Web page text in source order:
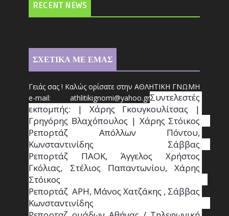
RECENT NEWS
ΣΧΕΤΙΚΑ ΜΕ ΕΜΑΣ
Γειάς σας ! Καλώς ορίσατε στην ΑΘΛΗΤΙΚΗ ΓΝΩΜΗ
e-mail: athlitikignomi@yahoo.grΣυντελεστές
εκπομπής: | Χάρης Γκουγκουλίτσας |
Γρηγόρης Βλαχόπουλος | Χάρης Στόικος
Ρεπορτάζ Απόλλων Πόντου,
Κωνσταντινίδης   Σάββας
Ρεπορτάζ ΠΑΟΚ, Άγγελος Χρήστος
Γκόλιας, Στέλιος Παπαντωνίου, Χάρης
Στόικος
Ρεπορτάζ  ΑΡΗ, Μάνος Χατζάκης , Σάββας
Κωνσταντινίδης